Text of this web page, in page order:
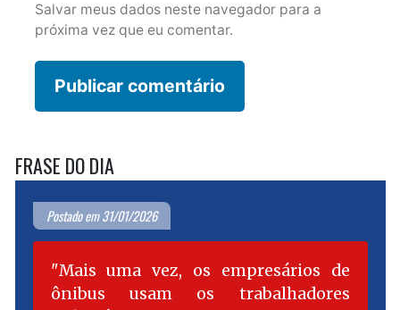
Salvar meus dados neste navegador para a
próxima vez que eu comentar.
FRASE DO DIA
Postado em 31/01/2026
Mais uma vez, os empresários de
ônibus usam os trabalhadores